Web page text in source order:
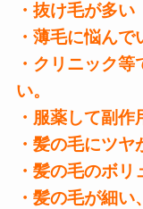
・抜け毛が多い
・薄毛に悩んで
・クリニック
い。
・服薬して副作
・髪の毛にツヤ
・髪の毛のボ
・髪の毛が細